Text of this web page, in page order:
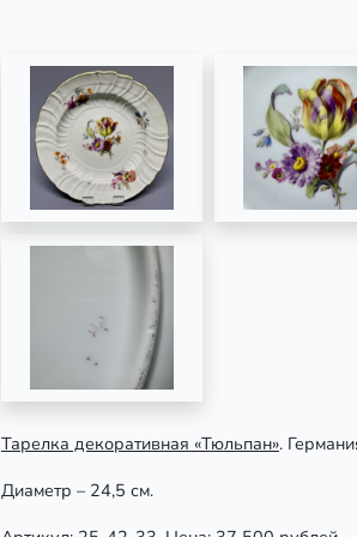
Тарелка декоративная «Тюльпан».
Диаметр – 24,5 см.